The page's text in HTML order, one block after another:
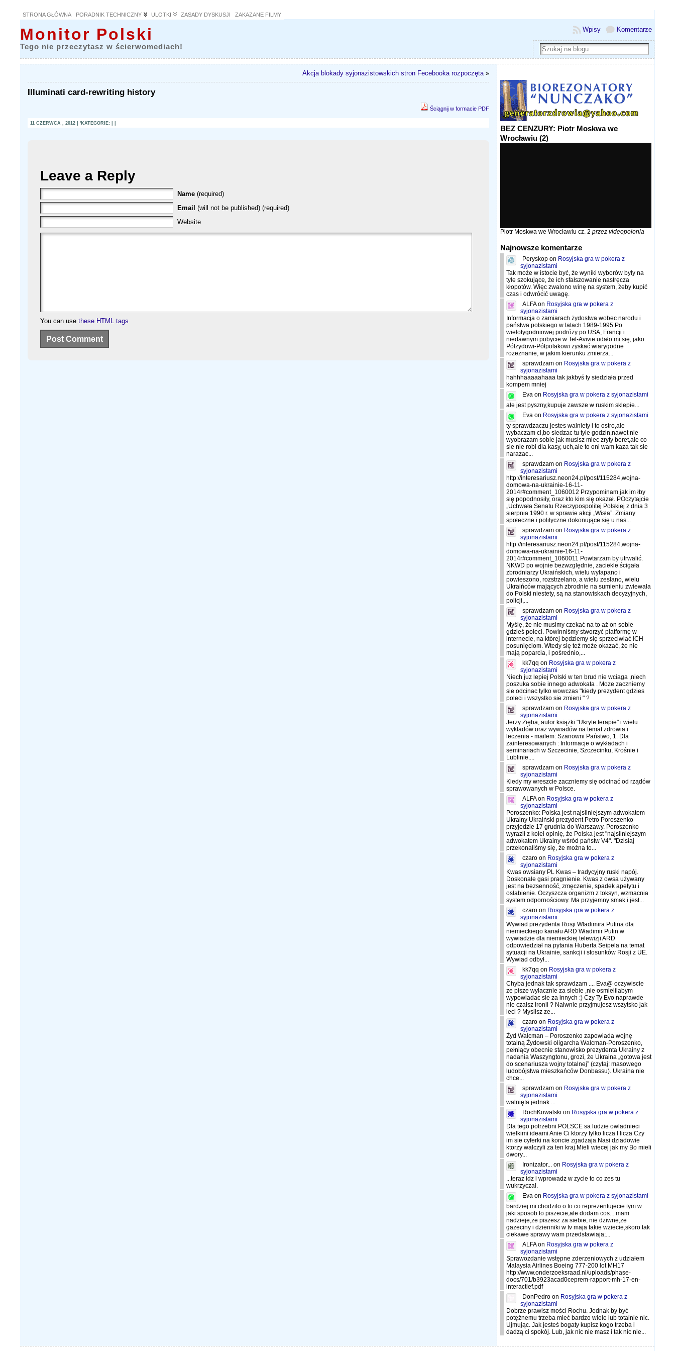
STRONA GŁÓWNA PORADNIK TECHNICZNY ULOTKI ZASADY DYSKUSJI ZAKAZANE FILMY
Monitor Polski
Tego nie przeczytasz w ścierwomediach!
Komentarze
Wpisy
Akcja blokady syjonazistowskich stron Fecebooka rozpoczęta»
Illuminati card-rewriting history
Ściągnij w formacie PDF
11 CZERWCA , 2012 | 'KATEGORIE: | |
Leave a Reply
Name(required)
Email (will not be published) (required)
Website
You can usethese HTML tags
BEZ CENZURY: Piotr Moskwa we
Wrocławiu (2)
Piotr Moskwa we Wrocławiu cz. 2przez videopolonia
Najnowsze komentarze
Peryskop on Rosyjska gra w pokera z
syjonazistami
Tak może w istocie być, że wyniki wyborów były na
tyle szokujące, że ich sfałszowanie nastręcza
kłopotów. Więc zwalono winę na system, żeby kupić
czas i odwrócić uwagę.
ALFAon Rosyjska gra w pokera z
syjonazistami
Informacja o zamiarach żydostwa wobec narodu i
państwa polskiego w latach 1989-1995 Po
wielotygodniowej podróży po USA, Francji i
niedawnym pobycie w Tel-Avivie udało mi się, jako
Półżydowi-Półpolakowi zyskać wiarygodne
rozeznanie, w jakim kierunku zmierza...
sprawdzam on Rosyjska gra w pokera z
syjonazistami
hahhhaaaaahaaa tak jakbyś ty siedziała przed
kompem mniej
Eva on Rosyjska gra w pokera z syjonazistami
ale jest pyszny,kupuje zawsze w ruskim sklepie...
Eva on Rosyjska gra w pokera z syjonazistami
ty sprawdzaczu jestes walniety i to ostro,ale
wybaczam ci,bo siedzac tu tyle godzin,nawet nie
wyobrazam sobie jak musisz miec zryty beret,ale co
sie nie robi dla kasy, uch,ale to oni wam kaza tak sie
narazac...
sprawdzam on Rosyjska gra w pokera z
syjonazistami
http://interesariusz.neon24.pl/post/115284,wojna-
domowa-na-ukrainie-16-11-
2014r#comment_1060012 Przypominam jak im łby
się popodnosiły, oraz kto kim się okazał. POczytajcie
„Uchwała Senatu Rzeczypospolitej Polskiej z dnia 3
sierpnia 1990 r. w sprawie akcji „Wisła”. Zmiany
społeczne i polityczne dokonujące się u nas...
sprawdzam on Rosyjska gra w pokera z
syjonazistami
http://interesariusz.neon24.pl/post/115284,wojna-
domowa-na-ukrainie-16-11-
2014r#comment_1060011 Powtarzam by utrwalić.
NKWD po wojnie bezwzględnie, zaciekle ścigała
zbrodniarzy Ukraińskich, wielu wyłapano i
powieszono, rozstrzelano, a wielu zesłano, wielu
Ukraińców mających zbrodnie na sumieniu zwiewała
do Polski niestety, są na stanowiskach decyzyjnych,
policji,...
sprawdzam on Rosyjska gra w pokera z
syjonazistami
Myślę, że nie musimy czekać na to aż on sobie
gdzieś poleci. Powinniśmy stworzyć platformę w
internecie, na której będziemy się sprzeciwiać ICH
posunięciom. Wtedy się też może okazać, że nie
mają poparcia, i pośrednio,...
kk7qq on Rosyjska gra w pokera z
syjonazistami
Niech juz lepiej Polski w ten brud nie wciaga ,niech
poszuka sobie innego adwokata . Moze zaczniemy
sie odcinac tylko wowczas "kiedy prezydent gdzies
poleci i wszystko sie zmieni " ?
sprawdzam on Rosyjska gra w pokera z
syjonazistami
Jerzy Zięba, autor książki "Ukryte terapie" i wielu
wykładów oraz wywiadów na temat zdrowia i
leczenia - mailem: Szanowni Państwo, 1. Dla
zainteresowanych : Informacje o wykładach i
seminariach w Szczecinie, Szczecinku, Krośnie i
Lublinie....
sprawdzam on Rosyjska gra w pokera z
syjonazistami
Kiedy my wreszcie zaczniemy się odcinać od rządów
sprawowanych w Polsce.
ALFAon Rosyjska gra w pokera z
syjonazistami
Poroszenko: Polska jest najsilniejszym adwokatem
Ukrainy Ukraiński prezydent Petro Poroszenko
przyjedzie 17 grudnia do Warszawy. Poroszenko
wyraził z kolei opinię, że Polska jest "najsilniejszym
adwokatem Ukrainy wśród państw V4". "Dzisiaj
przekonaliśmy się, że można to...
czaro on Rosyjska gra w pokera z
syjonazistami
Kwas owsiany PL Kwas – tradycyjny ruski napój.
Doskonale gasi pragnienie. Kwas z owsa używany
jest na bezsenność, zmęczenie, spadek apetytu i
osłabienie. Oczyszcza organizm z toksyn, wzmacnia
system odpornościowy. Ma przyjemny smak i jest...
czaro on Rosyjska gra w pokera z
syjonazistami
Wywiad prezydenta Rosji Władimira Putina dla
niemieckiego kanału ARD Władimir Putin w
wywiadzie dla niemieckiej telewizji ARD
odpowiedział na pytania Huberta Seipela na temat
sytuacji na Ukrainie, sankcji i stosunków Rosji z UE.
Wywiad odbył...
kk7qq on Rosyjska gra w pokera z
syjonazistami
Chyba jednak tak sprawdzam .... Eva@ oczywiscie
ze pisze wylacznie za siebie ,nie osmielilabym
wypowiadac sie za innych :) Czy Ty Evo naprawde
nie czaisz ironii ? Naiwnie przyjmujesz wszytsko jak
leci ? Myslisz ze...
czaro on Rosyjska gra w pokera z
syjonazistami
Żyd Walcman – Poroszenko zapowiada wojnę
totalną Żydowski oligarcha Walcman-Poroszenko,
pełniący obecnie stanowisko prezydenta Ukrainy z
nadania Waszyngtonu, grozi, że Ukraina „gotowa jest
do scenariusza wojny totalnej” (czytaj: masowego
ludobójstwa mieszkańców Donbassu). Ukraina nie
chce...
sprawdzam on Rosyjska gra w pokera z
syjonazistami
walnięta jednak ...
RochKowalski on Rosyjska gra w pokera z
syjonazistami
Dla tego potrzebni POLSCE sa ludzie owladnieci
wielkimi ideami Anie Ci ktorzy tylko licza I licza Czy
im sie cyferki na koncie zgadzaja.Nasi dziadowie
ktorzy walczyli za ten kraj.Mieli wiecej jak my Bo mieli
dwory...
Ironizator...
on Rosyjska gra w pokera z
syjonazistami
...teraz idz i wprowadz w zycie to co zes tu
wukrzyczal.
Eva on Rosyjska gra w pokera z syjonazistami
bardziej mi chodzilo o to co reprezentujecie tym w
jaki sposob to piszecie,ale dodam cos... mam
nadzieje,ze piszesz za siebie, nie dziwne,ze
gazeciny i dzienniki w tv maja takie wziecie,skoro tak
ciekawe sprawy wam przedstawiaja;...
ALFAon Rosyjska gra w pokera z
syjonazistami
Sprawozdanie wstępne zderzeniowych z udziałem
Malaysia Airlines Boeing 777-200 lot MH17
http://www.onderzoeksraad.nl/uploads/phase-
docs/701/b3923acad0ceprem-rapport-mh-17-en-
interactief.pdf
DonPedro on Rosyjska gra w pokera z
syjonazistami
Dobrze prawisz mości Rochu. Jednak by być
potężnemu trzeba mieć bardzo wiele lub totalnie nic.
Ujmując. Jak jesteś bogaty kupisz kogo trzeba i
dadzą ci spokój. Lub, jak nic nie masz i tak nic nie...